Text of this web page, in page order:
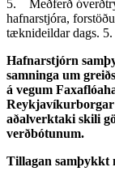
5. Meðferð
hafnarstjóra,
tæknideildar dags. 5.
Hafnarstjórn
samninga um
á vegum
Reykjavíkurborgar
aðalverktaki skili
verðbótunum.
Tillagan samþykkt